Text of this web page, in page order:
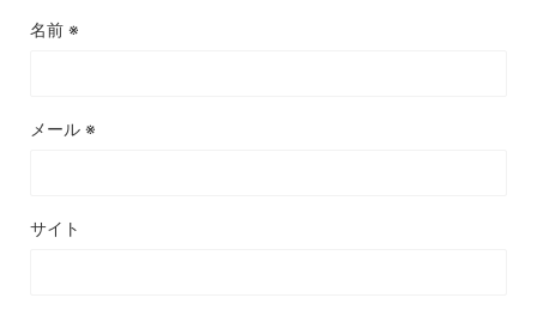
名前 ※
メール ※
サイト